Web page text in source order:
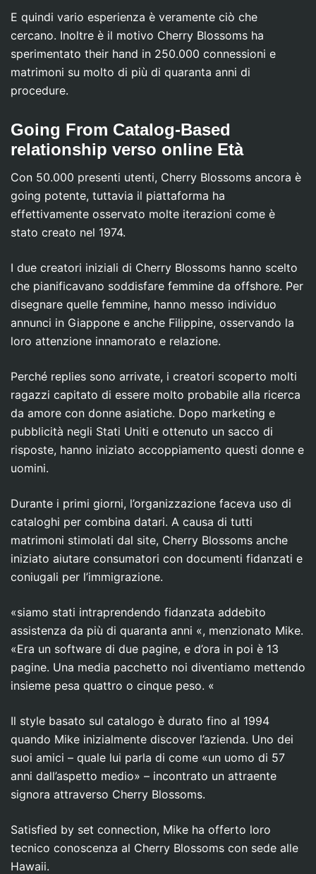
E quindi vario esperienza è veramente ciò che
cercano. Inoltre è il motivo Cherry Blossoms ha
sperimentato their hand in 250.000 connessioni e
matrimoni su molto di più di quaranta anni di
procedure.
Going From Catalog-Based
relationship verso online Età
Con 50.000 presenti utenti, Cherry Blossoms ancora è
going potente, tuttavia il piattaforma ha
effettivamente osservato molte iterazioni come è
stato creato nel 1974.
I due creatori iniziali di Cherry Blossoms hanno scelto
che pianificavano soddisfare femmine da offshore. Per
disegnare quelle femmine, hanno messo individuo
annunci in Giappone e anche Filippine, osservando la
loro attenzione innamorato e relazione.
Perché replies sono arrivate, i creatori scoperto molti
ragazzi capitato di essere molto probabile alla ricerca
da amore con donne asiatiche. Dopo marketing e
pubblicità negli Stati Uniti e ottenuto un sacco di
risposte, hanno iniziato accoppiamento questi donne e
uomini.
Durante i primi giorni, l’organizzazione faceva uso di
cataloghi per combina datari. A causa di tutti
matrimoni stimolati dal site, Cherry Blossoms anche
iniziato aiutare consumatori con documenti fidanzati e
coniugali per l’immigrazione.
«siamo stati intraprendendo fidanzata addebito
assistenza da più di quaranta anni «, menzionato Mike.
«Era un software di due pagine, e d’ora in poi è 13
pagine. Una media pacchetto noi diventiamo mettendo
insieme pesa quattro o cinque peso. «
Il style basato sul catalogo è durato fino al 1994
quando Mike inizialmente discover l’azienda. Uno dei
suoi amici – quale lui parla di come «un uomo di 57
anni dall’aspetto medio» – incontrato un attraente
signora attraverso Cherry Blossoms.
Satisfied by set connection, Mike ha offerto loro
tecnico conoscenza al Cherry Blossoms con sede alle
Hawaii.